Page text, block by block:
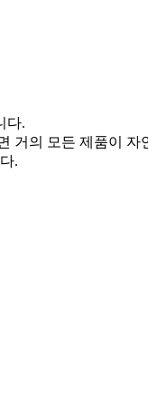
다.
거의 모든 제품이 자
.